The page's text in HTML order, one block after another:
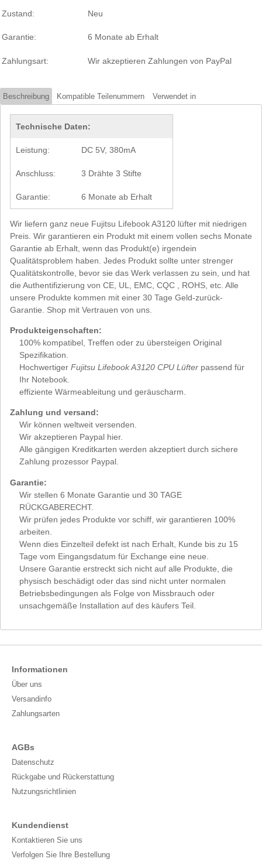
Zustand: Neu
Garantie: 6 Monate ab Erhalt
Zahlungsart: Wir akzeptieren Zahlungen von PayPal
Beschreibung Kompatible Teilenummern Verwendet in
Technische Daten:
Leistung: DC 5V, 380mA
Anschluss: 3 Drähte 3 Stifte
Garantie: 6 Monate ab Erhalt
Wir liefern ganz neue Fujitsu Lifebook A3120 lüfter mit niedrigen
Preis. Wir garantieren ein Produkt mit einem vollen sechs Monate
Garantie ab Erhalt, wenn das Produkt(e) irgendein
Qualitätsproblem haben. Jedes Produkt sollte unter strenger
Qualitätskontrolle, bevor sie das Werk verlassen zu sein, und hat
die Authentifizierung von CE, UL, EMC, CQC , ROHS, etc. Alle
unsere Produkte kommen mit einer 30 Tage Geld-zurück-
Garantie. Shop mit Vertrauen von uns.
Produkteigenschaften:
100% kompatibel, Treffen oder zu übersteigen Original
Spezifikation.
Hochwertiger Fujitsu Lifebook A3120 CPU Lüfter passend für
Ihr Notebook.
effiziente Wärmeableitung und geräuscharm.
Zahlung und versand:
Wir können weltweit versenden.
Wir akzeptieren Paypal hier.
Alle gängigen Kreditkarten werden akzeptiert durch sichere
Zahlung prozessor Paypal.
Garantie:
Wir stellen 6 Monate Garantie und 30 TAGE
RÜCKGABERECHT.
Wir prüfen jedes Produkte vor schiff, wir garantieren 100%
arbeiten.
Wenn dies Einzelteil defekt ist nach Erhalt, Kunde bis zu 15
Tage vom Eingangsdatum für Exchange eine neue.
Unsere Garantie erstreckt sich nicht auf alle Produkte, die
physisch beschädigt oder das sind nicht unter normalen
Betriebsbedingungen als Folge von Missbrauch oder
unsachgemäße Installation auf des käufers Teil.
Informationen
Über uns
Versandinfo
Zahlungsarten
AGBs
Datenschutz
Rückgabe und Rückerstattung
Nutzungsrichtlinien
Kundendienst
Kontaktieren Sie uns
Verfolgen Sie Ihre Bestellung